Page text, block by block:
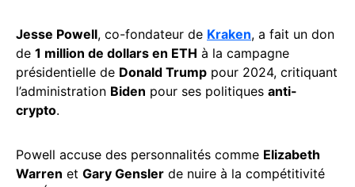
Jesse Powell, co-fondateur de Kraken, a fait un don
de 1 million de dollars en ETH à la campagne
présidentielle de Donald Trump pour 2024, critiquant
l’administration Biden pour ses politiques anti-
crypto.
Powell accuse des personnalités comme Elizabeth
Warren et Gary Gensler de nuire à la compétitivité